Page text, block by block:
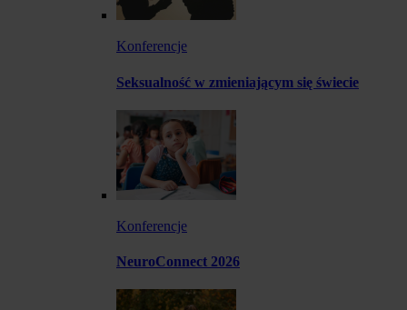
Konferencje
Seksualność w zmieniającym się świecie
Konferencje
NeuroConnect 2026